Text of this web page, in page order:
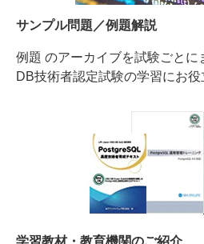
サンプル問題／例題解説
例題 のアーカイブを試験ごとに
DB技術者認定試験の学習にお
学習教材・教育機関のご紹介